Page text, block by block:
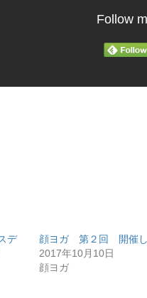
Follow
デ
顔ヨガ 第２回 開催
2017年10月10日
顔ヨガ